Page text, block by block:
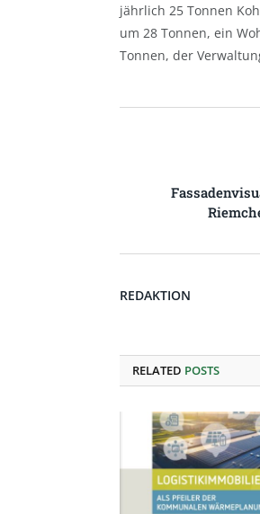
jährlich 25 Tonnen
um 28 Tonnen, ein
Tonnen, der
REDAKTION
RELATED POSTS